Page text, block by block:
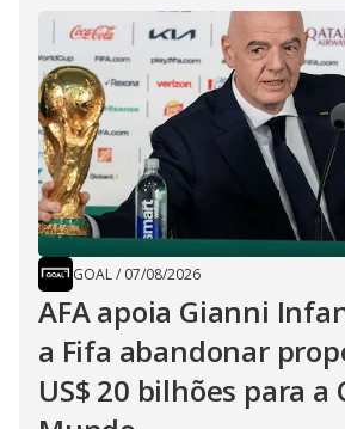
GOAL/ 07/08/2026
AFA apoia Gianni
a Fifa abandonar
US$ 20 bilhões para a